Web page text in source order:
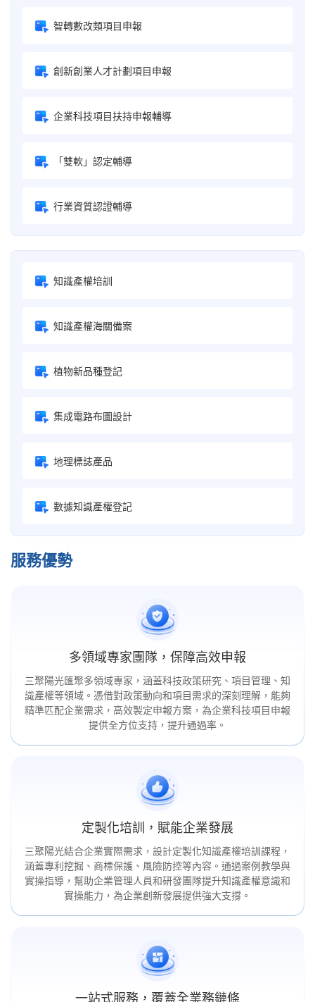
智轉數改類項目申報
創新創業人才計劃項目申報
企業科技項目扶持申報輔導
「雙軟」認定輔導
行業資質認證輔導
知識產權培訓
知識產權海關備案
植物新品種登記
集成電路布圖設計
地理標誌產品
數據知識產權登記
服務優勢
多領域專家團隊，保障高效申報
三聚陽光匯聚多領域專家，涵蓋科技政策研究、項目管理、知
識產權等領域。憑借對政策動向和項目需求的深刻理解，能夠
精準匹配企業需求，高效製定申報方案，為企業科技項目申報
提供全方位支持，提升通過率。
定製化培訓，賦能企業發展
三聚陽光結合企業實際需求，設計定製化知識產權培訓課程，
涵蓋專利挖掘、商標保護、風險防控等內容。通過案例教學與
實操指導，幫助企業管理人員和研發團隊提升知識產權意識和
實操能力，為企業創新發展提供強大支撐。
一站式服務，覆蓋全業務鏈條